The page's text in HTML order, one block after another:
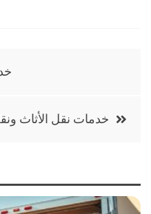
خدمات نقل الأثاث